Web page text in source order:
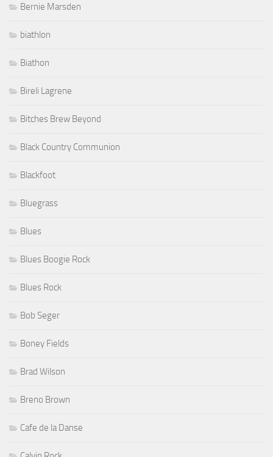
Bernie Marsden
biathlon
Biathon
Bireli Lagrene
Bitches Brew Beyond
Black Country Communion
Blackfoot
Bluegrass
Blues
Blues Boogie Rock
Blues Rock
Bob Seger
Boney Fields
Brad Wilson
Breno Brown
Cafe de la Danse